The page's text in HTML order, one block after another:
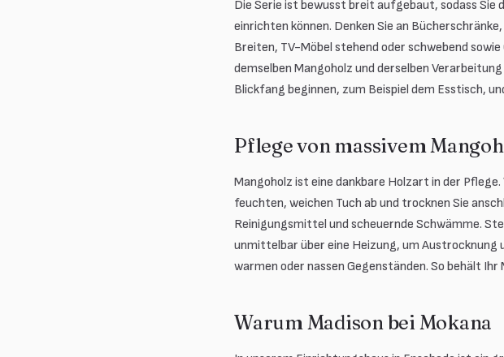
Die Serie ist bewusst breit aufgebaut, sodass Sie
einrichten können. Denken Sie an
Breiten, TV-Möbel stehend oder schwebend
demselben Mangoholz und derselben
Blickfang beginnen, zum Beispiel dem Esstisch,
Pflege von massivem
Mangoholz ist eine dankbare Holzart in der
feuchten, weichen Tuch ab und trocknen Sie
Reinigungsmittel und scheuernde Schwämme.
unmittelbar über eine Heizung, um
warmen oder nassen Gegenständen. So behält
Warum Madison bei Mokana